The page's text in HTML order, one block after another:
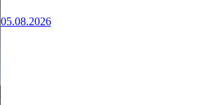
05.08.2026